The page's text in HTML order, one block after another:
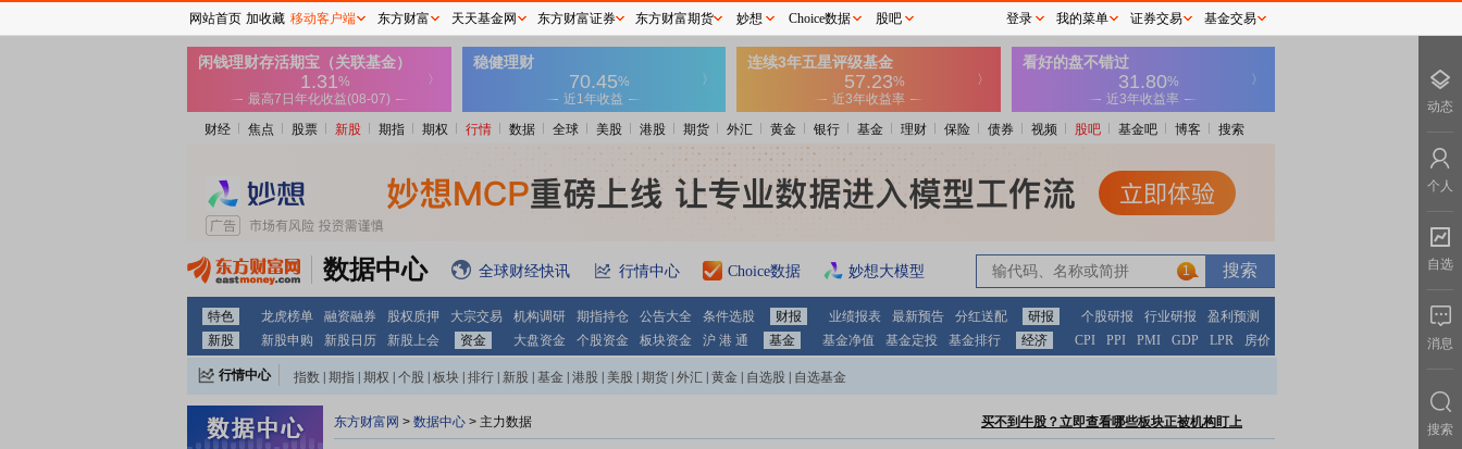
财经 焦点 股票 新股 期指 期权 行情 数据 全球 美股 港股 期货 外汇 黄金 银行 基金 理财 保险 债券 视频 股吧 基金吧 博客 搜索
数据中心 全球财经快讯 行情中心 Choice数据 妙想大模型 1
特色 龙虎榜单 融资融券 股权质押 大宗交易 机构调研 期指持仓 公告大全 条件选股 财报 业绩报表 最新预告 分红送配 研报 个股研报 行业研报
盈利预测
新股
新股申购 新股日历 新股上会 资金 大盘资金 个股资金 板块资金 沪 港 通 基金 基金净值 基金定投 基金排行 经济 CPI PPI PMI GDP LPR 房价
行情中心 指数 期指 期权 个股 板块 排行 新股 基金 港股 美股 期货 外汇 黄金 自选股 自选基金
东方财富网 > 数据中心 > 主力数据 买不到牛股？立即查看哪些板块正被机构盯上
网站首页 加收藏 移动客户端 东方财富 天天基金网 东方财富证券 东方财富期货 妙想 Choice数据 股吧 登录 我的菜单 证券交易 基金交易
动态
个人
自选
消息
搜索